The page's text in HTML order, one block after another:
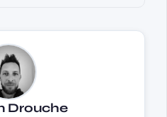
Drouche